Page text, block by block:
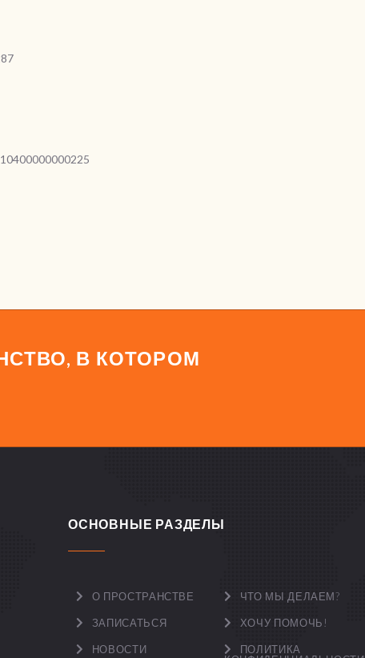
В КОТОРОМ
ОСНОВНЫЕ РАЗДЕЛЫ
О ПРОСТРАНСТВЕ ЧТО МЫ ДЕЛАЕМ?
ЗАПИСАТЬСЯ ХОЧУ ПОМОЧЬ!
НОВОСТИ
ПОЛИТИКА